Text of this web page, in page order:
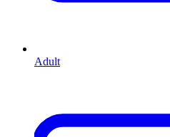
Adult